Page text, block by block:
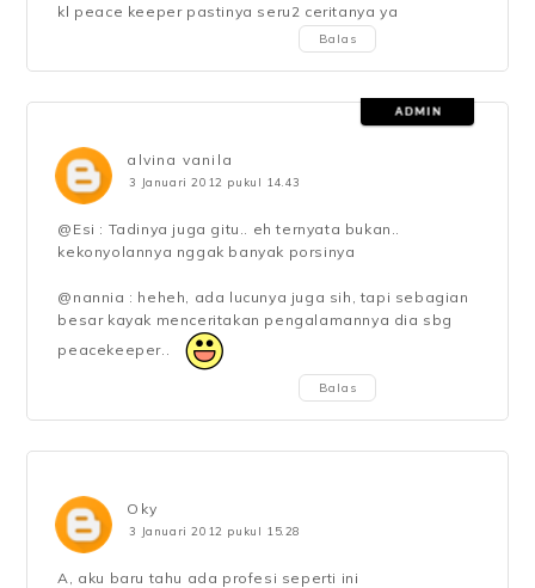
kl peace keeper pastinya seru2 ceritanya ya
Balas
alvina vanila
3 Januari 2012 pukul 14.43
@Esi : Tadinya juga gitu.. eh ternyata bukan..
kekonyolannya nggak banyak porsinya
@nannia : heheh, ada lucunya juga sih, tapi sebagian
besar kayak menceritakan pengalamannya dia sbg
peacekeeper..
Balas
Oky
3 Januari 2012 pukul 15.28
A, aku baru tahu ada profesi seperti ini